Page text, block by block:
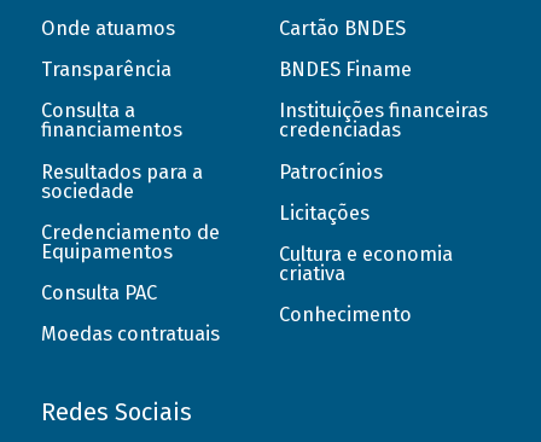
Onde atuamos
Transparência
Consulta a
financiamentos
Resultados para a
sociedade
Credenciamento de
Equipamentos
Consulta PAC
Moedas contratuais
Cartão BNDES
BNDES Finame
Instituições financeiras
credenciadas
Patrocínios
Licitações
Cultura e economia
criativa
Conhecimento
Redes Sociais